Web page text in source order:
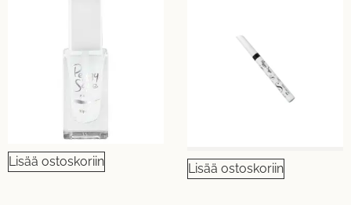
Lisää ostoskoriin
Lisää ostoskoriin